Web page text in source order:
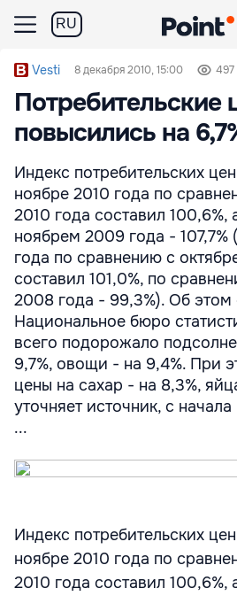
RU
Vesti 8 декабря 2010, 15:00 497
Потребительские
повысились на
Индекс потребительских
ноябре 2010 года по
2010 года составил 100,6%,
ноябрем 2009 года - 107,7%
года по сравнению с
составил 101,0%, по
2008 года - 99,3%). Об этом
Национальное бюро
всего подорожало
9,7%, овощи - на 9,4%. При
цены на сахар - на 8,3%,
уточняет источник, с
...
Индекс потребительских
ноябре 2010 года по
2010 года составил 100,6%,